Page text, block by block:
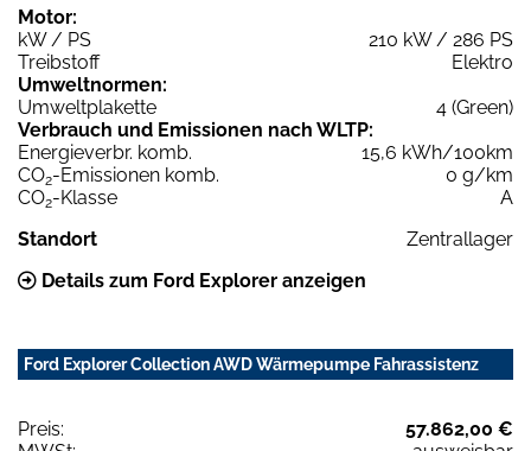
Motor:
kW / PS
210 kW / 286 PS
Treibstoff
Elektro
Umweltnormen:
Umweltplakette
4 (Green)
Verbrauch und Emissionen nach WLTP:
Energieverbr. komb.
15,6 kWh/100km
CO2-Emissionen komb.
0 g/km
CO2-Klasse
A
Standort
Zentrallager
Details zum Ford Explorer anzeigen
Ford Explorer Collection AWD Wärmepumpe Fahrassistenz
Preis:
57.862,00 €